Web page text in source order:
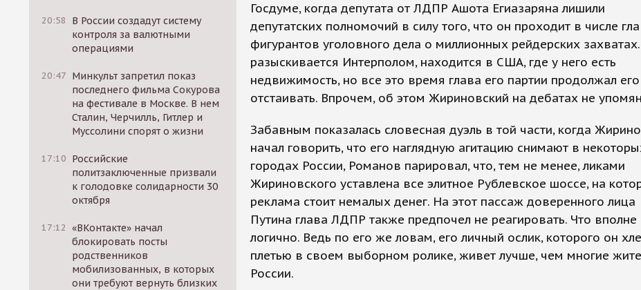
20:58
В России создадут систему
контроля за валютными
операциями
20:47 Минкульт запретил показ
последнего фильма Сокурова
на фестивале в Москве. В нем
Сталин, Черчилль, Гитлер и
Муссолини спорят о жизни
17:10 Российские
политзаключенные призвали
к голодовке солидарности 30
октября
17:12 «ВКонтакте» начал
блокировать посты
родственников
мобилизованных, в которых
они требуют вернуть близких
Госдуме, когда депутата от ЛДПР Ашота Егиазаряна лишили
депутатских полномочий в силу того, что он проходит в числе
фигурантов уголовного дела о миллионных рейдерских
разыскивается Интерполом, находится в США, где у него есть
недвижимость, но все это время глава его партии продолжал его
отстаивать. Впрочем, об этом Жириновский на дебатах не
Забавным показалась словесная дуэль в той части, когда
начал говорить, что его наглядную агитацию снимают в
городах России, Романов парировал, что, тем не менее, ликами
Жириновского уставлена все элитное Рублевское шоссе, на
реклама стоит немалых денег. На этот пассаж доверенного лица
Путина глава ЛДПР также предпочел не реагировать. Что вполне
логично. Ведь по его же ловам, его личный ослик, которого он
плетью в своем выборном ролике, живет лучше, чем многие
России.